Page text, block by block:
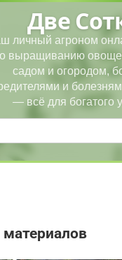
Две
личный агроном
выращиванию
садом и огородом,
и
— всё для богатого